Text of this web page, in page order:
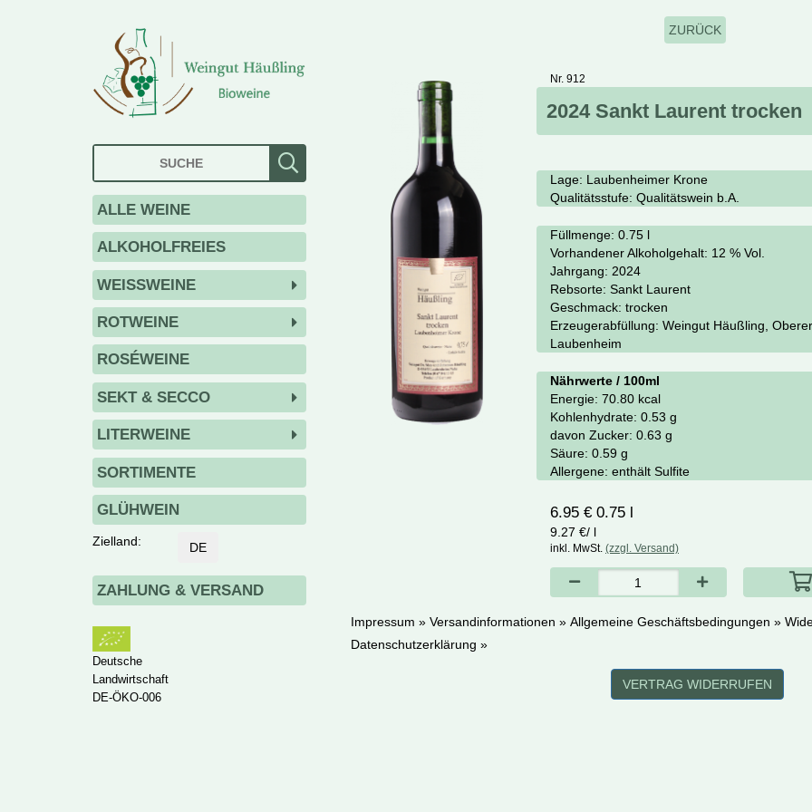
ALLE WEINE
ALKOHOLFREIES
WEISSWEINE
ROTWEINE
ROSÉWEINE
SEKT & SECCO
LITERWEINE
SORTIMENTE
GLÜHWEIN
Zielland: DE
ZAHLUNG & VERSAND
Deutsche
Landwirtschaft
DE-ÖKO-006
ZURÜCK
Nr. 912
2024 Sankt Laurent trocken
Lage: Laubenheimer Krone
Qualitätsstufe: Qualitätswein b.A.
Füllmenge: 0.75 l
Vorhandener Alkoholgehalt: 12 % Vol.
Jahrgang: 2024
Rebsorte: Sankt Laurent
Geschmack: trocken
Erzeugerabfüllung: Weingut Häußling,
Laubenheim
Nährwerte / 100ml
Energie: 70.80 kcal
Kohlenhydrate: 0.53 g
davon Zucker: 0.63 g
Säure: 0.59 g
Allergene: enthält Sulfite
6.95 € 0.75 l
9.27 €/ l
inkl. MwSt. (zzgl. Versand)
Impressum » Versandinformationen » Allgemeine Geschäftsbedingungen »
Datenschutzerklärung »
VERTRAG WIDERRUFEN